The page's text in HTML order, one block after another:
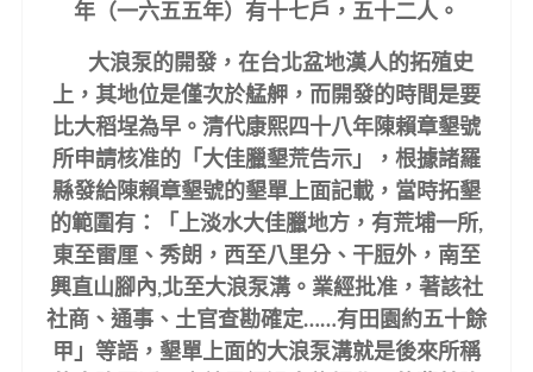
年（一六五五年）有十七戶，五十二人。
大浪泵的開發，在台北盆地漢人的拓殖史
上，其地位是僅次於艋舺，而開發的時間是要
比大稻埕為早。清代康熙四十八年陳賴章墾號
所申請核准的「大佳臘墾荒告示」，根據諸羅
縣發給陳賴章墾號的墾單上面記載，當時拓墾
的範圍有：「上淡水大佳臘地方，有荒埔一所,
東至雷厘、秀朗，西至八里分、干脰外，南至
興直山腳內,北至大浪泵溝。業經批准，著該社
社商、通事、土官查勘確定……有田園約五十餘
甲」等語，墾單上面的大浪泵溝就是後來所稱